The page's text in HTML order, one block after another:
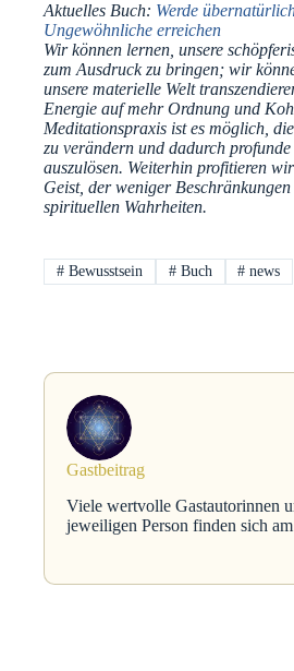
Aktuelles Buch: Werde
Ungewöhnliche erreichen
Wir können lernen, unsere
zum Ausdruck zu bringen; wir
unsere materielle Welt
Energie auf mehr Ordnung und
Meditationspraxis ist es möglich,
zu verändern und dadurch
auszulösen. Weiterhin profitieren
Geist, der weniger
spirituellen Wahrheiten.
#Bewusstsein #Buch # news
Gastbeitrag
Viele wertvolle Gastautorinnen
jeweiligen Person finden sich